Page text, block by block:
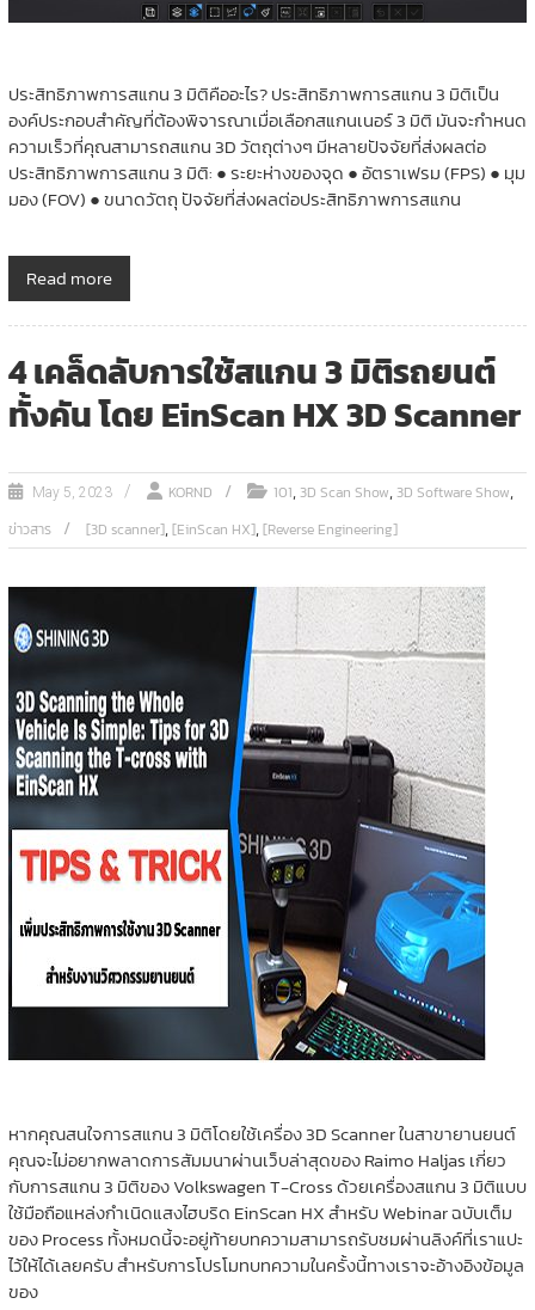
ประสิทธิภาพการสแกน 3 มิติคืออะไร? ประสิทธิภาพการสแกน 3 มิติเป็น
องค์ประกอบสำคัญที่ต้องพิจารณาเมื่อเลือกสแกนเนอร์ 3 มิติ มันจะกำหนด
ความเร็วที่คุณสามารถสแกน 3D วัตถุต่างๆ มีหลายปัจจัยที่ส่งผลต่อ
ประสิทธิภาพการสแกน 3 มิติ: ● ระยะห่างของจุด ● อัตราเฟรม (FPS) ● มุม
มอง (FOV) ● ขนาดวัตถุ ปัจจัยที่ส่งผลต่อประสิทธิภาพการสแกน
Read more
4 เคล็ดลับการใช้สแกน 3 มิติรถยนต์
ทั้งคัน โดย EinScan HX 3D Scanner
May 5, 2023 KORND 101,3D Scan Show,3D Software Show,
ข่าวสาร [3D scanner],[EinScan HX],[Reverse Engineering]
หากคุณสนใจการสแกน 3 มิติโดยใช้เครื่อง 3D Scanner ในสาขายานยนต์
คุณจะไม่อยากพลาดการสัมมนาผ่านเว็บล่าสุดของ Raimo Haljas เกี่ยว
กับการสแกน 3 มิติของ Volkswagen T-Cross ด้วยเครื่องสแกน 3 มิติแบบ
ใช้มือถือแหล่งกำเนิดแสงไฮบริด EinScan HX สำหรับ Webinar ฉบับเต็ม
ของ Process ทั้งหมดนี้จะอยู่ท้ายบทความสามารถรับชมผ่านลิงค์ที่เราแปะ
ไว้ให้ได้เลยครับ สำหรับการโปรโมทบทความในครั้งนี้ทางเราจะอ้างอิงข้อมูล
ของ